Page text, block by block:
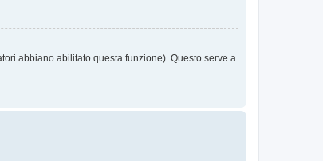
abbiano abilitato questa funzione). Questo serve a